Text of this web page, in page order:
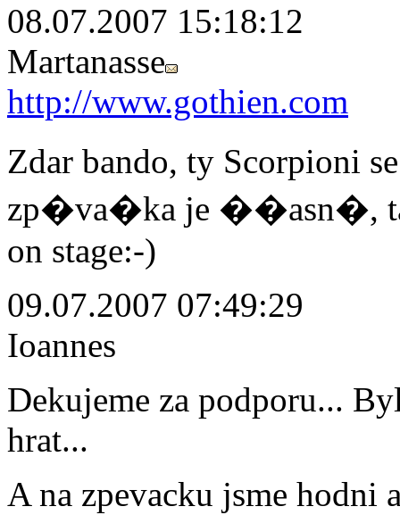
08.07.2007 15:18:12
Martanasse
http://www.gothien.com
Zdar bando, ty Scorpioni
zp�va�ka je ��asn�,
on stage:-)
09.07.2007 07:49:29
Ioannes
Dekujeme za podporu...
hrat...
A na zpevacku jsme hodni